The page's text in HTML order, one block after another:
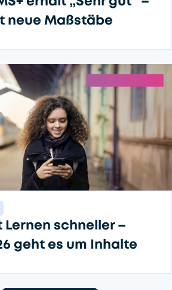
neue Maßstäbe
Lernen schneller –
geht es um Inhalte